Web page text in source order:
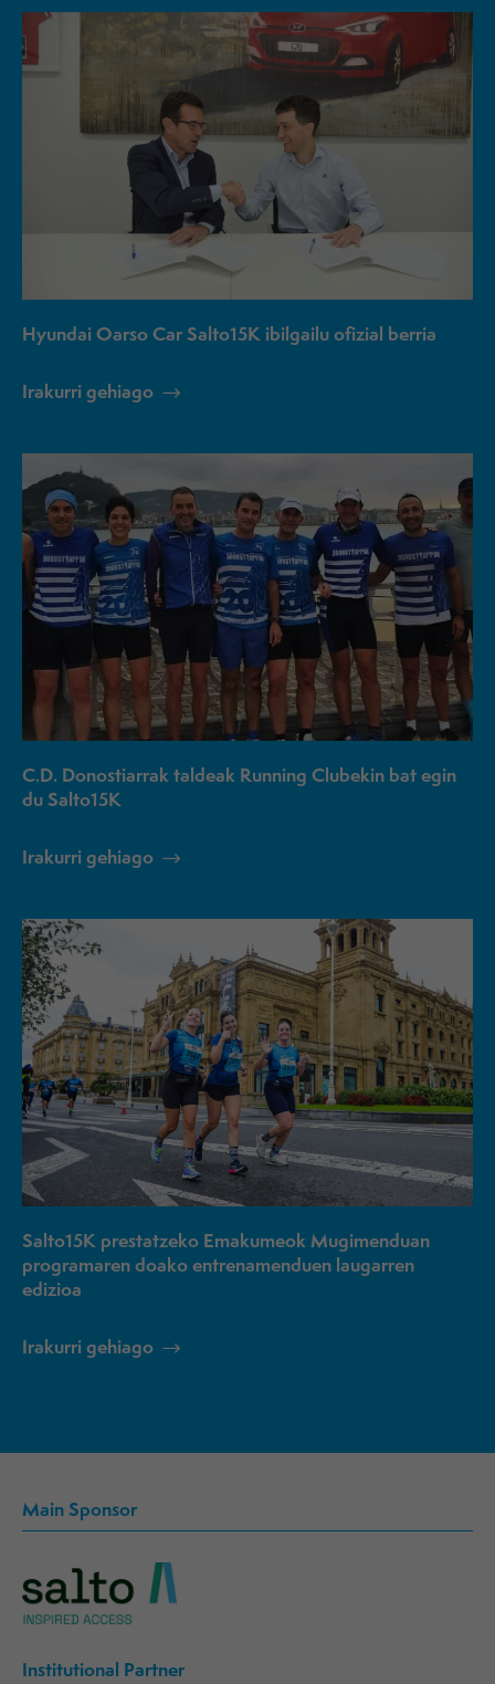
Hyundai Oarso Car Salto15K ibilgailu ofizial berria
Irakurri gehiago
C.D. Donostiarrak taldeak Running Clubekin bat egin
du Salto15K
Irakurri gehiago
Salto15K prestatzeko Emakumeok Mugimenduan
programaren doako entrenamenduen laugarren
edizioa
Irakurri gehiago
Main Sponsor
Institutional Partner